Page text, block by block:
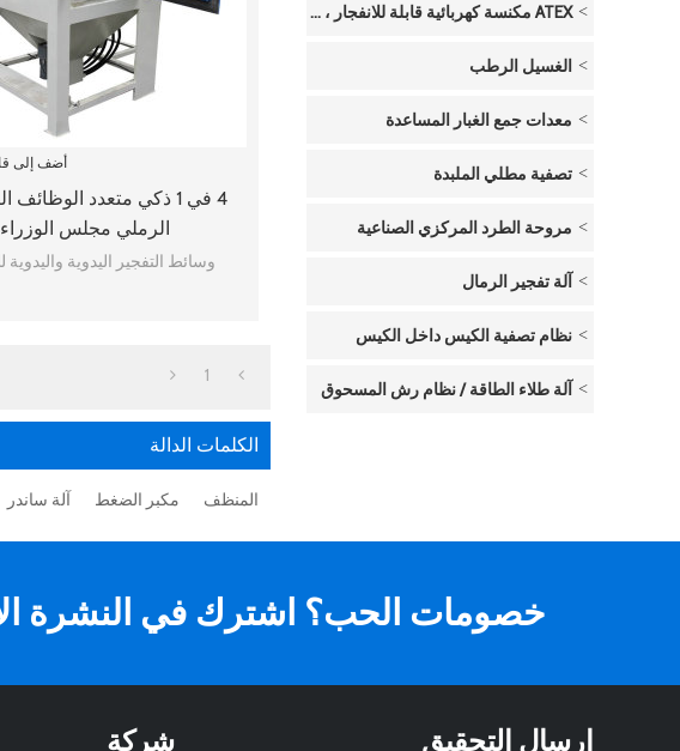
ATEX مكنسة كهربائية قابلة للانفجار ، تعمل بالهواء المضغوط
الغسيل الرطب
معدات جمع الغبار المساعدة
تصفية مطلي الملبدة
مروحة الطرد المركزي الصناعية
آلة تفجير الرمال
نظام تصفية الكيس داخل الكيس
آلة طلاء الطاقة / نظام رش المسحوق
أضف إلى
4 في 1 ذكي متعدد الوظائف
الرملي مجلس الوزراء
وسائط التفجير اليدوية واليدوية
1
الكلمات الدالة
المنظف مكبر الضغط آلة ساندر
خصومات الحب؟ اشترك في النشرة
ارسال التحقيق شركة